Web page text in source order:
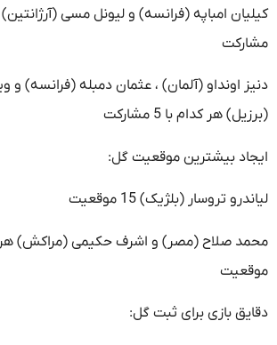
مشارکت
دنیز اونداو (آلمان) ، عثمان دمبله (فرانسه)
(برزیل) هر کدام با 5 مشارکت
ایجاد بیشترین موقعیت گل:
لیاندرو تروسار (بلژیک) 15 موقعیت
موقعیت
دقایق بازی برای ثبت گل: